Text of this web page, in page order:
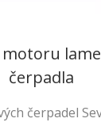
motoru
čerpadla
čerpadel